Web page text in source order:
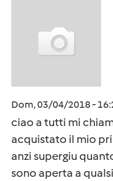
Dom, 03/04/2018 -
ciao a tutti mi
acquistato il mio
anzi supergiu
sono aperta a